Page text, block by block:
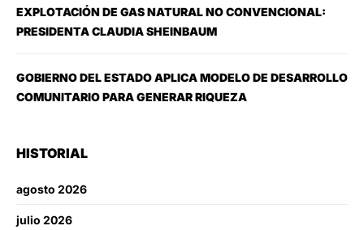
EXPLOTACIÓN DE GAS NATURAL NO CONVENCIONAL:
PRESIDENTA CLAUDIA SHEINBAUM
GOBIERNO DEL ESTADO APLICA MODELO DE DESARROLLO
COMUNITARIO PARA GENERAR RIQUEZA
HISTORIAL
agosto 2026
julio 2026